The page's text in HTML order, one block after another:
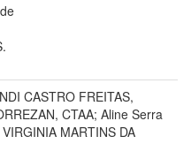
CASTRO FREITAS,
CTAA; Aline Serra
MARTINS DA